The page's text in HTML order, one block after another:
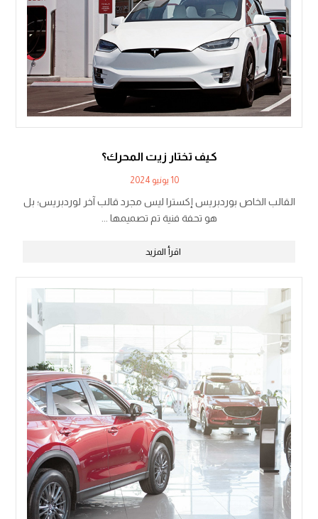
كيف تختار زيت المحرك؟
10 يونيو 2024
القالب الخاص بوردبريس إكسترا ليس مجرد قالب آخر لوردبريس؛ بل
هو تحفة فنية تم تصميمها ...
اقرأ المزيد